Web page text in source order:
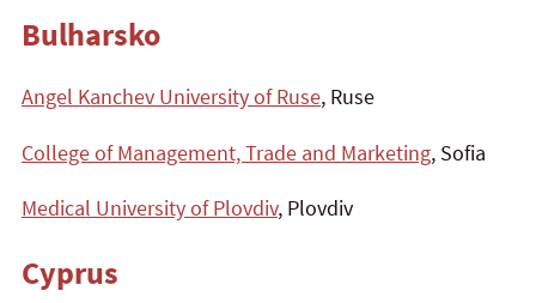
Bulharsko
Angel Kanchev University of Ruse, Ruse
College of Management, Trade and Marketing, Sofia
Medical University of Plovdiv, Plovdiv
Cyprus